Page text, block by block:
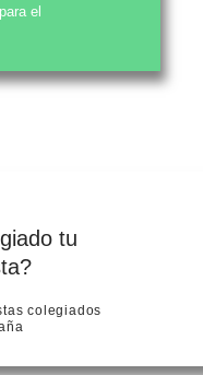
el
tu
colegiados